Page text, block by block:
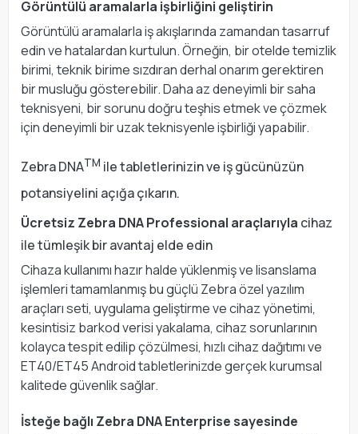
Görüntülü aramalarla işbirliğini geliştirin
Görüntülü aramalarla iş akışlarında zamandan tasarruf
edin ve hatalardan kurtulun. Örneğin, bir otelde temizlik
birimi, teknik birime sızdıran derhal onarım gerektiren
bir musluğu gösterebilir. Daha az deneyimli bir saha
teknisyeni, bir sorunu doğru teşhis etmek ve çözmek
için deneyimli bir uzak teknisyenle işbirliği yapabilir.
Zebra DNATM ile tabletlerinizin ve iş gücünüzün
potansiyelini açığa çıkarın.
Ücretsiz Zebra DNA Professional araçlarıyla cihaz
ile tümleşik bir avantaj elde edin
Cihaza kullanımı hazır halde yüklenmiş ve lisanslama
işlemleri tamamlanmış bu güçlü Zebra özel yazılım
araçları seti, uygulama geliştirme ve cihaz yönetimi,
kesintisiz barkod verisi yakalama, cihaz sorunlarının
kolayca tespit edilip çözülmesi, hızlı cihaz dağıtımı ve
ET40/ET45 Android tabletlerinizde gerçek kurumsal
kalitede güvenlik sağlar.
İsteğe bağlı Zebra DNA Enterprise sayesinde